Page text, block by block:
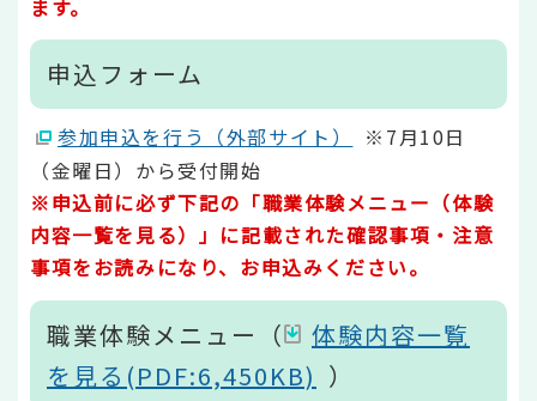
ます。
申込フォーム
参加申込を行う（外部サイト）
※7月10日
（金曜日）から受付開始
※申込前に必ず下記の「職業体験メニュー（体験
内容一覧を見る）」に記載された確認事項・注意
事項をお読みになり、お申込みください。
職業体験メニュー （
体験内容一覧
を見る(PDF:6,450KB) ）